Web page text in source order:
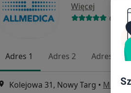
Więcej
630
Adres 1 Adres 2 Adres 3
Kolejowa 31, Nowy Targ • Mapa